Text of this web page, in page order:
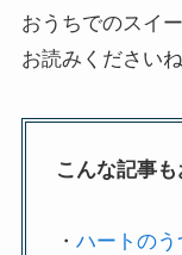
おうちでのスイ
お読みくださいね
こんな記事
・ハートの